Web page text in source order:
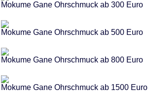
Mokume Gane Ohrschmuck ab 300 Euro
Mokume Gane Ohrschmuck ab 500 Euro
Mokume Gane Ohrschmuck ab 800 Euro
Mokume Gane Ohrschmuck ab 1500 Euro